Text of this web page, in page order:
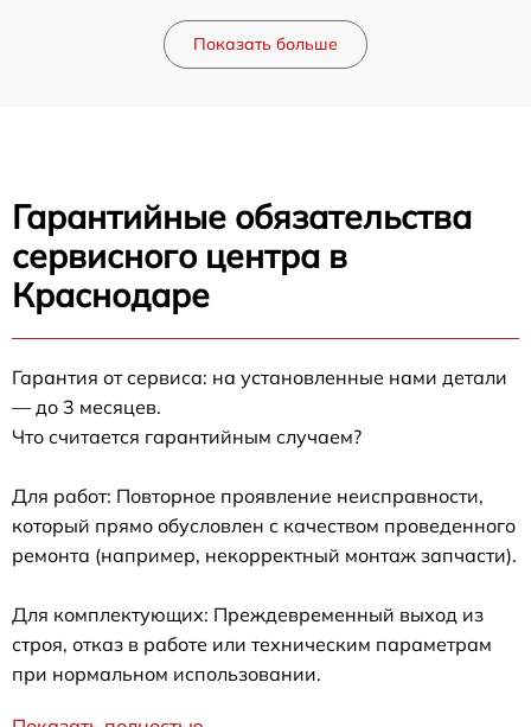
Показать больше
Гарантийные обязательства
сервисного центра в
Краснодаре
Гарантия от сервиса: на установленные нами детали
— до 3 месяцев.
Что считается гарантийным случаем?
Для работ: Повторное проявление неисправности,
который прямо обусловлен с качеством проведенного
ремонта (например, некорректный монтаж запчасти).
Для комплектующих: Преждевременный выход из
строя, отказ в работе или техническим параметрам
при нормальном использовании.